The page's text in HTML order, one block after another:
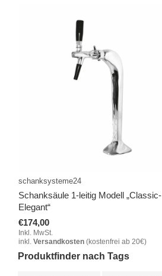
schanksysteme24
Schanksäule 1-leitig Modell „Classic-
Elegant“
€174,00
Inkl. MwSt.
inkl. Versandkosten(kostenfrei ab 20€)
Produktfinder nach Tags